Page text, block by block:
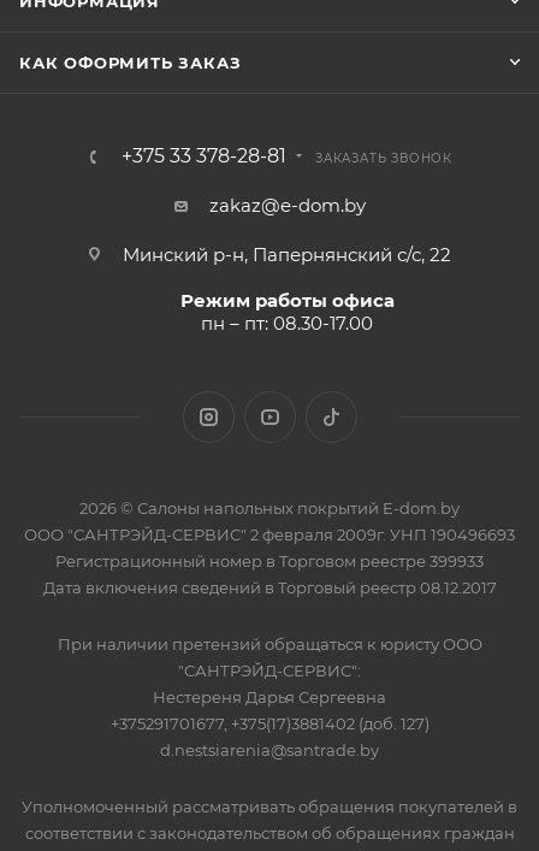
КАК ОФОРМИТЬ ЗАКАЗ
+375 33 378-28-81 ЗАКАЗАТЬ ЗВОНОК
zakaz@e-dom.by
Минский р-н, Папернянский с/с, 22
Режим работы офиса
пн – пт: 08.30-17.00
2026 © Салоны напольных покрытий E-dom.by
ООО "САНТРЭЙД-СЕРВИС" 2 февраля 2009г. УНП 190496693
Регистрационный номер в Торговом реестре 399933
Дата включения сведений в Торговый реестр 08.12.2017
При наличии претензий обращаться к юристу ООО
"САНТРЭЙД-СЕРВИС":
Нестереня Дарья Сергеевна
+375291701677, +375(17)3881402 (доб. 127)
d.nestsiarenia@santrade.by
Уполномоченный рассматривать обращения покупателей в
соответствии с законодательством об обращениях граждан